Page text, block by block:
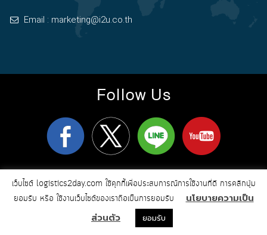
Email : marketing@i2u.co.th
Follow Us
Copyright 2026logistics2day.com© All Rights Reserved
Online Marketing & Web Design by i2u
Communication
เว็บไซต์ logistics2day.com ใช้คุกกี้เพื่อประสบการณ์การใช้งานที่ดี การคลิกปุ่ม
ยอมรับ หรือ ใช้งานเว็บไซต์ของเราถือเป็นการยอมรับ
นโยบายความเป็น
ส่วนตัว
ยอมรับ